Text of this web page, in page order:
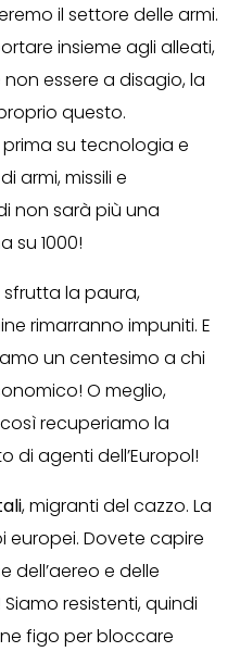
il settore delle armi.
insieme agli alleati,
essere a disagio, la
questo.
su tecnologia e
armi, missili e
non sarà più una
su 1000!
sfrutta la paura,
rimarranno impuniti. E
un centesimo a chi
O meglio,
recuperiamo la
di agenti dell’Europol!
, migranti del cazzo. La
europei. Dovete capire
dell’aereo e delle
resistenti, quindi
figo per bloccare